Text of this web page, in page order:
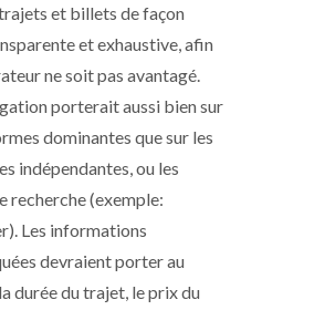
et billets de façon
et exhaustive, afin
ne soit pas avantagé.
porterait aussi bien sur
dominantes que sur les
indépendantes, ou les
recherche (exemple:
Les informations
devraient porter au
durée du trajet, le prix du